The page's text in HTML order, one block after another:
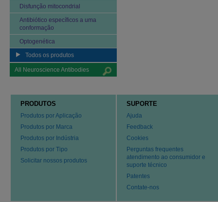
Disfunção mitocondrial
Antibiótico específicos a uma
conformação
Optogenética
Todos os produtos
All Neuroscience Antibodies
PRODUTOS
Produtos por Aplicação
Produtos por Marca
Produtos por Indústria
Produtos por Tipo
Solicitar nossos produtos
SUPORTE
Ajuda
Feedback
Cookies
Perguntas frequentes
atendimento ao consumidor e
suporte técnico
Patentes
Contate-nos